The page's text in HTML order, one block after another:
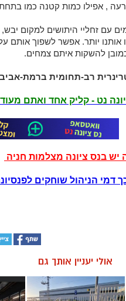
, אפילו כמות קטנה כמו
עם זחליי היתושים למקום
אותנו יותר. אפשר לשפוך אותם
להשקות איתם צמחים.
רב-תחומית ברמת-אביב
נט - קליק אחד ואתם
יש בנס ציונה מצלמות חניה
הניהול שוחקים
אולי יעניין אותך גם